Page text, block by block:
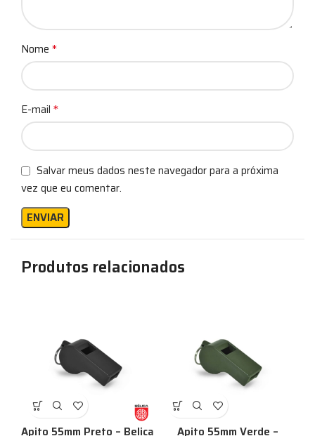
Nome *
E-mail *
Salvar meus dados neste navegador para a próxima
vez que eu comentar.
Produtos relacionados
Apito 55mm Preto – Belica Apito 55mm Verde –